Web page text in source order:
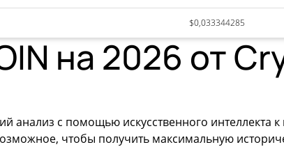
$0,033344285
на 2026 от
анализ с помощью искусственного
чтобы получить максимальную